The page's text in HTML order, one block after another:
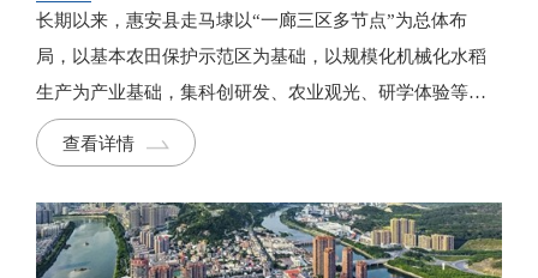
长期以来，惠安县走马埭以“一廊三区多节点”为总体布
局，以基本农田保护示范区为基础，以规模化机械化水稻
生产为产业基础，集科创研发、农业观光、研学体验等功
能于一体，着力打造国家现代农业产业园核心示范区。今
年，惠安县成功入选国家现代农业产业园建设名单，获
7000万元中央财政奖补。
查看详情